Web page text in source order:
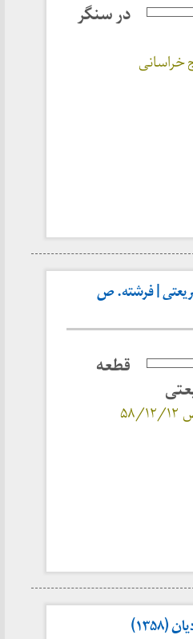
در سنگر
خراسانی
| فرشته. ص
قطعه